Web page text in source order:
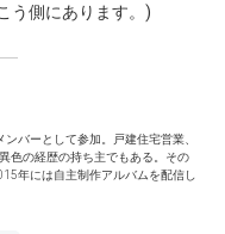
う側にあります。)
バーとして参加。戸建住宅営業、
色の経歴の持ち主でもある。その
年には自主制作アルバムを配信し